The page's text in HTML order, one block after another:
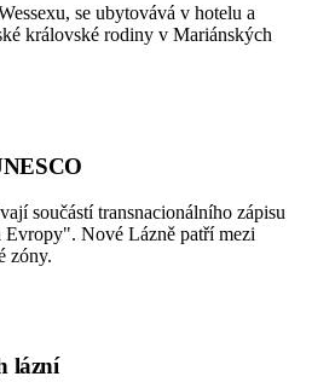
se ubytovává v hotelu a
královské rodiny v Mariánských
součástí transnacionálního zápisu
Evropy". Nové Lázně patří mezi
zóny.
lázní